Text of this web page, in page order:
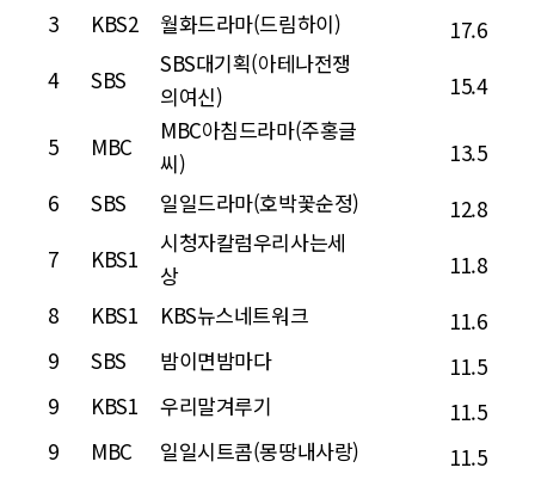
3
KBS2 월화드라마(드림하이)
17.6
4
SBS
SBS대기획(아테나전쟁
의여신)
15.4
5 MBC
MBC아침드라마(주홍글
씨)
13.5
6
SBS 일일드라마(호박꽃순정)
12.8
7
KBS1
시청자칼럼우리사는세
상
11.8
8
KBS1 KBS뉴스네트워크
11.6
9
SBS 밤이면밤마다
11.5
9
KBS1 우리말겨루기
11.5
9
MBC 일일시트콤(몽땅내사랑)
11.5